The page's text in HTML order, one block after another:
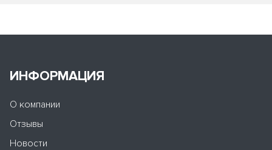
ИНФОРМАЦИЯ
О компании
Отзывы
Новости